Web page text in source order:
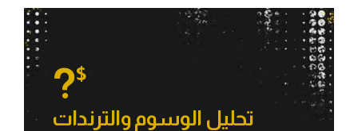
تحليل الوسوم والترندات
$
?